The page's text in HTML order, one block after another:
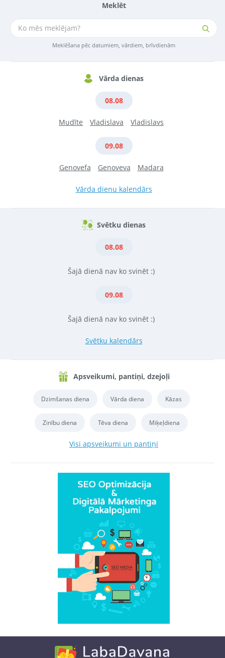
Meklēt
Meklēšana pēc datumiem, vārdiem, brīvdienām
Vārda dienas
08.08
Mudīte Vladislava Vladislavs
09.08
Genovefa Genoveva Madara
Vārda dienu kalendārs
Svētku dienas
08.08
Šajā dienā nav ko svinēt :)
09.08
Šajā dienā nav ko svinēt :)
Svētku kalendārs
Apsveikumi, pantiņi, dzejoļi
Dzimšanas diena Vārda diena Kāzas
Zinību diena Tēva diena Miķeļdiena
Visi apsveikumi un pantiņi